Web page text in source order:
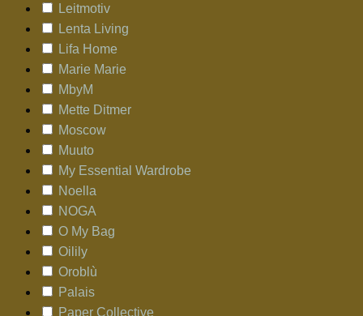
Leitmotiv
Lenta Living
Lifa Home
Marie Marie
MbyM
Mette Ditmer
Moscow
Muuto
My Essential Wardrobe
Noella
NOGA
O My Bag
Oilily
Oroblù
Palais
Paper Collective